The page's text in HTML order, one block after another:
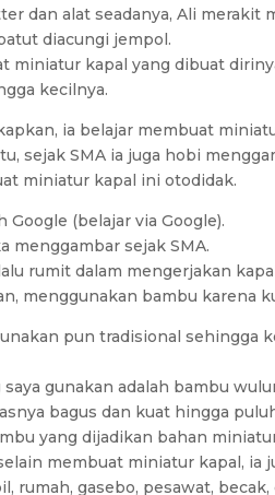
dan alat seadanya, Ali merakit
diacungi jempol.
miniatur kapal yang dibuat
kecilnya.
ia belajar membuat
sejak SMA ia juga hobi
miniatur kapal ini otodidak.
Google (belajar via Google).
menggambar sejak SMA.
rumit dalam mengerjakan
menggunakan bambu karena
pun tradisional
saya gunakan adalah bambu
bagus dan kuat hingga
yang dijadikan bahan
membuat miniatur kapal, ia
rumah, gasebo, pesawat, becak,